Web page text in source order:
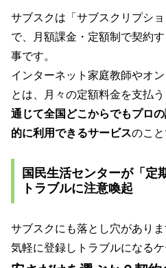
サブスクは「サブスクリプシ
で、月額課金・定額制で契約
事です。
インターネット家庭教師やオ
とは、月々の定額料金を支払う
通じて全国どこからでもプロ
的に利用できるサービスのこと
国民生活センターが「定
トラブルに注意喚起
サブスクにも落とし穴があり
気軽に登録しトラブルになるケ